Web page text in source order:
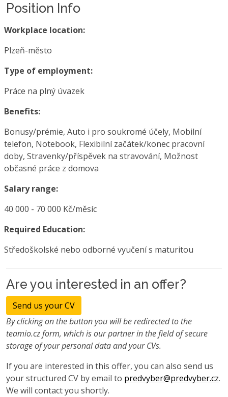
Position Info
Workplace location:
Plzeň-město
Type of employment:
Práce na plný úvazek
Benefits:
Bonusy/prémie, Auto i pro soukromé účely, Mobilní
telefon, Notebook, Flexibilní začátek/konec pracovní
doby, Stravenky/příspěvek na stravování, Možnost
občasné práce z domova
Salary range:
40 000 - 70 000 Kč/měsíc
Required Education:
Středoškolské nebo odborné vyučení s maturitou
Are you interested in an offer?
Send us your CV
By clicking on the button you will be redirected to the
teamio.cz form, which is our partner in the field of secure
storage of your personal data and your CVs.
If you are interested in this offer, you can also send us
your structured CV by email to predvyber@predvyber.cz.
We will contact you shortly.